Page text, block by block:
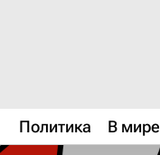
Политика В мире